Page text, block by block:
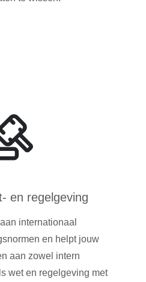
en regelgeving
internationaal
en helpt jouw
aan zowel intern
wet en regelgeving met